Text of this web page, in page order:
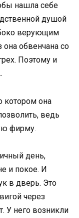
нашла себе
душой
верующим
она обвенчана со
Поэтому и
котором она
ведь
фирму.
день,
и покое. И
в дверь. Это
через
У него возникли